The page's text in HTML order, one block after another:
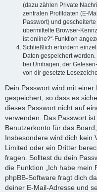
(dazu zählen Private
zentralen Profildaten (E-
Passwort) und
übermittelte Browser-
ist online?“-Funktion
Schließlich erfordern
Daten gespeichert
bei Umfragen, der
von dir gesetzte
Dein Passwort wird mit
gespeichert, so dass es
dieses Passwort nicht auf
verwenden. Das Passwort
Benutzerkonto für das
Insbesondere wird dich kein
Limited oder ein Dritter
fragen. Solltest du dein
die Funktion „Ich habe mein
phpBB-Software fragt dich
deiner E-Mail-Adresse und